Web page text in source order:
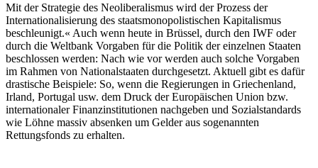
Mit der Strategie des Neoliberalismus wird der Prozess der
Internationalisierung des staatsmonopolistischen Kapitalismus
beschleunigt.« Auch wenn heute in Brüssel, durch den IWF oder
durch die Weltbank Vorgaben für die Politik der einzelnen Staaten
beschlossen werden: Nach wie vor werden auch solche Vorgaben
im Rahmen von Nationalstaaten durchgesetzt. Aktuell gibt es dafür
drastische Beispiele: So, wenn die Regierungen in Griechenland,
Irland, Portugal usw. dem Druck der Europäischen Union bzw.
internationaler Finanzinstitutionen nachgeben und Sozialstandards
wie Löhne massiv absenken um Gelder aus sogenannten
Rettungsfonds zu erhalten.